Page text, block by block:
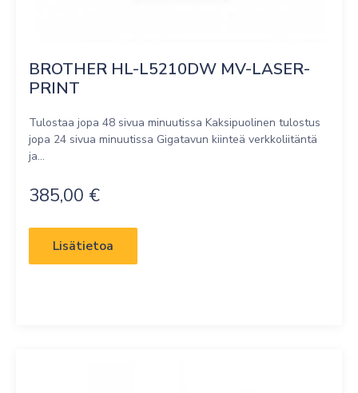
BROTHER HL-L5210DW MV-LASER-
PRINT
Tulostaa jopa 48 sivua minuutissa Kaksipuolinen tulostus
jopa 24 sivua minuutissa Gigatavun kiinteä verkkoliitäntä
ja...
385,00 €
Lisätietoa